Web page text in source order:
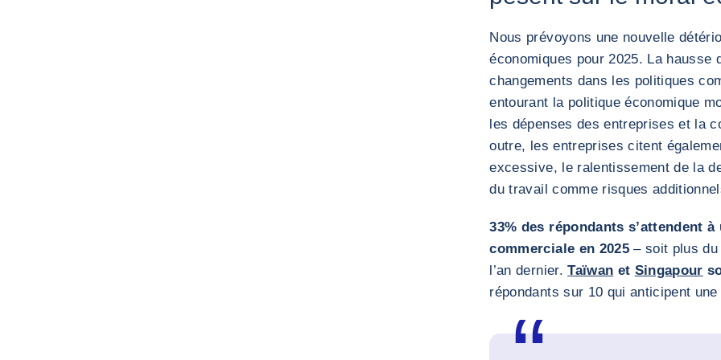
Nous prévoyons une nouvelle
économiques pour 2025. La hausse
changements dans les politiques
entourant la politique économique
les dépenses des entreprises et la
outre, les entreprises citent
excessive, le ralentissement de la
du travail comme risques
33% des répondants s’attendent
commerciale en 2025– soit plus du
l’an dernier.Taïwan et Singapour
répondants sur 10 qui anticipent